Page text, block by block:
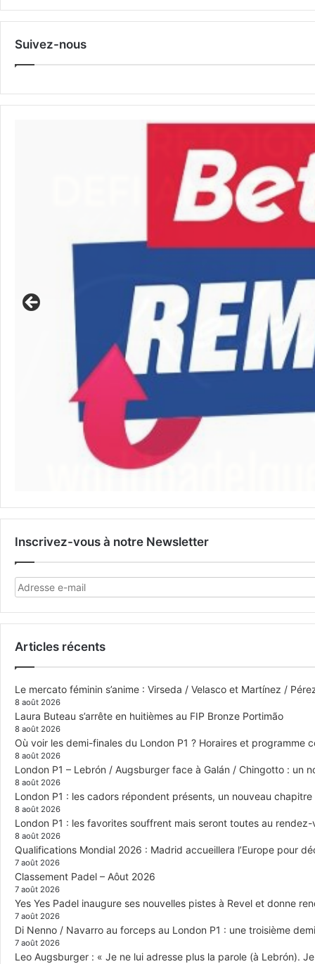
Suivez-nous
Inscrivez-vous à notre Newsletter
Articles récents
Le mercato féminin s’anime : Virseda / Velasco et Martínez /
8 août 2026
Laura Buteau s’arrête en huitièmes au FIP Bronze Portimão
8 août 2026
Où voir les demi-finales du London P1 ? Horaires et programme
8 août 2026
London P1 – Lebrón / Augsburger face à Galán / Chingotto : un
8 août 2026
London P1 : les cadors répondent présents, un nouveau
8 août 2026
London P1 : les favorites souffrent mais seront toutes au
8 août 2026
Qualifications Mondial 2026 : Madrid accueillera l’Europe pour
7 août 2026
Classement Padel – Aôut 2026
7 août 2026
Yes Yes Padel inaugure ses nouvelles pistes à Revel et donne
7 août 2026
Di Nenno / Navarro au forceps au London P1 : une troisième
7 août 2026
Leo Augsburger : « Je ne lui adresse plus la parole (à Lebrón).